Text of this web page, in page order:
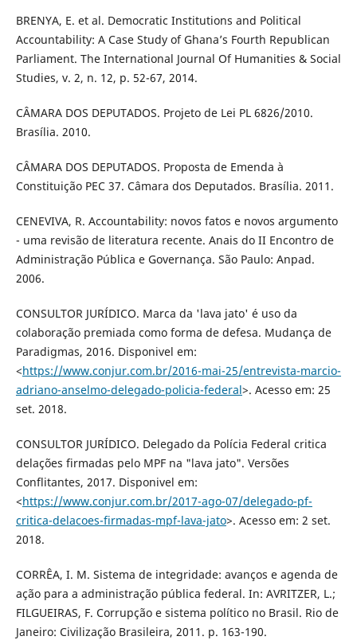
BRENYA, E. et al. Democratic Institutions and Political
Accountability: A Case Study of Ghana’s Fourth Republican
Parliament. The International Journal Of Humanities & Social
Studies, v. 2, n. 12, p. 52-67, 2014.
CÂMARA DOS DEPUTADOS. Projeto de Lei PL 6826/2010.
Brasília. 2010.
CÂMARA DOS DEPUTADOS. Proposta de Emenda à
Constituição PEC 37. Câmara dos Deputados. Brasília. 2011.
CENEVIVA, R. Accountability: novos fatos e novos argumento
- uma revisão de literatura recente. Anais do II Encontro de
Administração Pública e Governança. São Paulo: Anpad.
2006.
CONSULTOR JURÍDICO. Marca da 'lava jato' é uso da
colaboração premiada como forma de defesa. Mudança de
Paradigmas, 2016. Disponivel em:
<https://www.conjur.com.br/2016-mai-25/entrevista-marcio-
adriano-anselmo-delegado-policia-federal>. Acesso em: 25
set. 2018.
CONSULTOR JURÍDICO. Delegado da Polícia Federal critica
delações firmadas pelo MPF na "lava jato". Versões
Conflitantes, 2017. Disponivel em:
<https://www.conjur.com.br/2017-ago-07/delegado-pf-
critica-delacoes-firmadas-mpf-lava-jato>. Acesso em: 2 set.
2018.
CORRÊA, I. M. Sistema de integridade: avanços e agenda de
ação para a administração pública federal. In: AVRITZER, L.;
FILGUEIRAS, F. Corrupção e sistema político no Brasil. Rio de
Janeiro: Civilização Brasileira, 2011. p. 163-190.